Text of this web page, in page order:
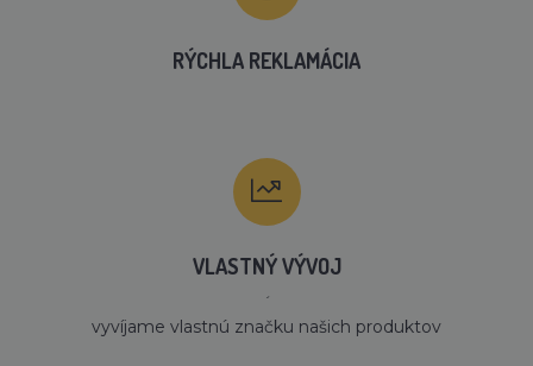
RÝCHLA REKLAMÁCIA
VLASTNÝ VÝVOJ
´
vyvíjame vlastnú značku našich produktov